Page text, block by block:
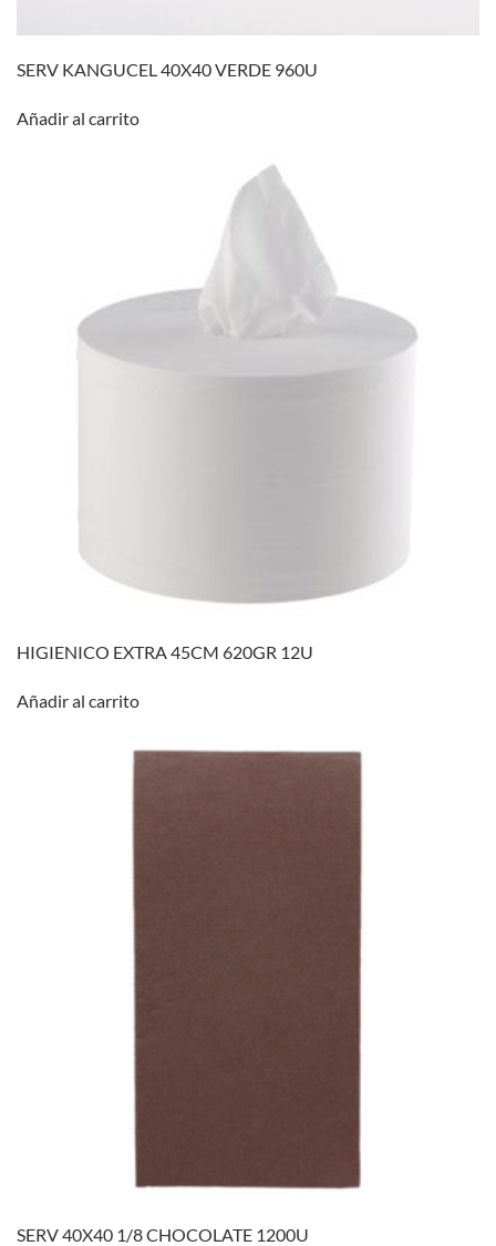
SERV KANGUCEL 40X40 VERDE 960U
Añadir al carrito
HIGIENICO EXTRA 45CM 620GR 12U
Añadir al carrito
SERV 40X40 1/8 CHOCOLATE 1200U